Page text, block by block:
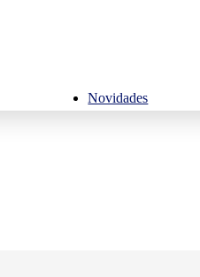
Novidades